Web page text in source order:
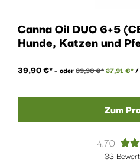
Canna Oil DUO 6+5
Hunde, Katzen und
39,90€ – oder39,90€ 37,91 € /
Zum
4.70 
33